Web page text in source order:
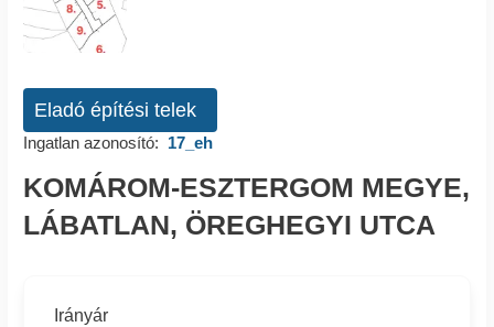
Eladó építési telek
Ingatlan azonosító: 17_eh
KOMÁROM-ESZTERGOM MEGYE,
LÁBATLAN, ÖREGHEGYI UTCA
Irányár